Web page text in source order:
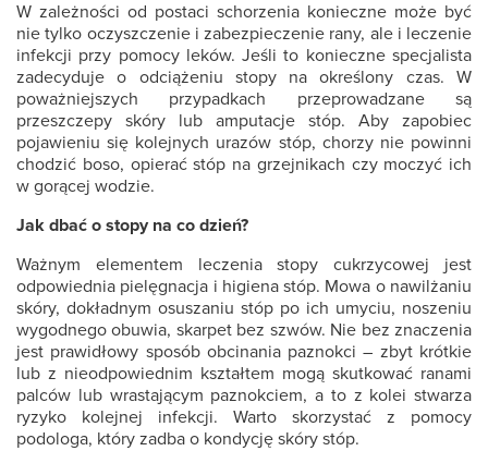
W zależności od postaci schorzenia konieczne może być
nie tylko oczyszczenie i zabezpieczenie rany, ale i leczenie
infekcji przy pomocy leków. Jeśli to konieczne specjalista
zadecyduje o odciążeniu stopy na określony czas. W
poważniejszych przypadkach przeprowadzane są
przeszczepy skóry lub amputacje stóp. Aby zapobiec
pojawieniu się kolejnych urazów stóp, chorzy nie powinni
chodzić boso, opierać stóp na grzejnikach czy moczyć ich
w gorącej wodzie.
Jak dbać o stopy na co dzień?
Ważnym elementem leczenia stopy cukrzycowej jest
odpowiednia pielęgnacja i higiena stóp. Mowa o nawilżaniu
skóry, dokładnym osuszaniu stóp po ich umyciu, noszeniu
wygodnego obuwia, skarpet bez szwów. Nie bez znaczenia
jest prawidłowy sposób obcinania paznokci – zbyt krótkie
lub z nieodpowiednim kształtem mogą skutkować ranami
palców lub wrastającym paznokciem, a to z kolei stwarza
ryzyko kolejnej infekcji. Warto skorzystać z pomocy
podologa, który zadba o kondycję skóry stóp.